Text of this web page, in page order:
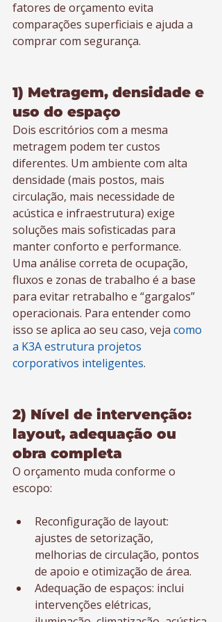
fatores de orçamento evita
comparações superficiais e ajuda a
comprar com segurança.
1) Metragem, densidade e
uso do espaço
Dois escritórios com a mesma
metragem podem ter custos
diferentes. Um ambiente com alta
densidade (mais postos, mais
circulação, mais necessidade de
acústica e infraestrutura) exige
soluções mais sofisticadas para
manter conforto e performance.
Uma análise correta de ocupação,
fluxos e zonas de trabalho é a base
para evitar retrabalho e “gargalos”
operacionais. Para entender como
isso se aplica ao seu caso, veja como
a K3A estrutura projetos
corporativos inteligentes.
2) Nível de intervenção:
layout, adequação ou
obra completa
O orçamento muda conforme o
escopo:
Reconfiguração de layout:
ajustes de setorização,
melhorias de circulação, pontos
de apoio e otimização de área.
Adequação de espaços: inclui
intervenções elétricas,